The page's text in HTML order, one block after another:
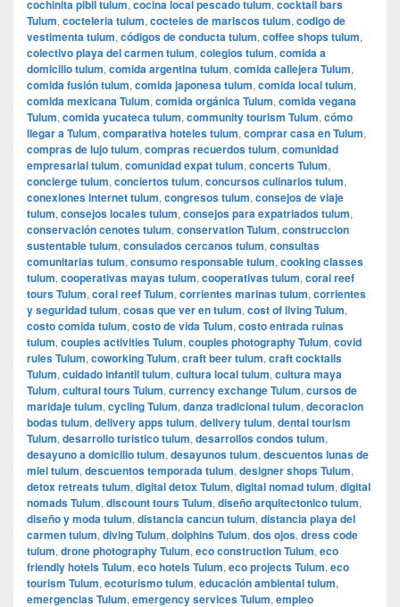
cochinita pibil tulum, cocina local pescado tulum, cocktail bars
Tulum, cocteleria tulum, cocteles de mariscos tulum, codigo de
vestimenta tulum, códigos de conducta tulum, coffee shops tulum,
colectivo playa del carmen tulum, colegios tulum, comida a
domicilio tulum, comida argentina tulum, comida callejera Tulum,
comida fusión tulum, comida japonesa tulum, comida local tulum,
comida mexicana Tulum, comida orgánica Tulum, comida vegana
Tulum, comida yucateca tulum, community tourism Tulum, cómo
llegar a Tulum, comparativa hoteles tulum, comprar casa en Tulum,
compras de lujo tulum, compras recuerdos tulum, comunidad
empresarial tulum, comunidad expat tulum, concerts Tulum,
concierge tulum, conciertos tulum, concursos culinarios tulum,
conexiones internet tulum, congresos tulum, consejos de viaje
tulum, consejos locales tulum, consejos para expatriados tulum,
conservación cenotes tulum, conservation Tulum, construccion
sustentable tulum, consulados cercanos tulum, consultas
comunitarias tulum, consumo responsable tulum, cooking classes
tulum, cooperativas mayas tulum, cooperativas tulum, coral reef
tours Tulum, coral reef Tulum, corrientes marinas tulum, corrientes
y seguridad tulum, cosas que ver en tulum, cost of living Tulum,
costo comida tulum, costo de vida Tulum, costo entrada ruinas
tulum, couples activities Tulum, couples photography Tulum, covid
rules Tulum, coworking Tulum, craft beer tulum, craft cocktails
Tulum, cuidado infantil tulum, cultura local tulum, cultura maya
Tulum, cultural tours Tulum, currency exchange Tulum, cursos de
maridaje tulum, cycling Tulum, danza tradicional tulum, decoracion
bodas tulum, delivery apps tulum, delivery tulum, dental tourism
Tulum, desarrollo turistico tulum, desarrollos condos tulum,
desayuno a domicilio tulum, desayunos tulum, descuentos lunas de
miel tulum, descuentos temporada tulum, designer shops Tulum,
detox retreats tulum, digital detox Tulum, digital nomad tulum, digital
nomads Tulum, discount tours Tulum, diseño arquitectonico tulum,
diseño y moda tulum, distancia cancun tulum, distancia playa del
carmen tulum, diving Tulum, dolphins Tulum, dos ojos, dress code
tulum, drone photography Tulum, eco construction Tulum, eco
friendly hotels Tulum, eco hotels Tulum, eco projects Tulum, eco
tourism Tulum, ecoturismo tulum, educación ambiental tulum,
emergencias Tulum, emergency services Tulum, empleo